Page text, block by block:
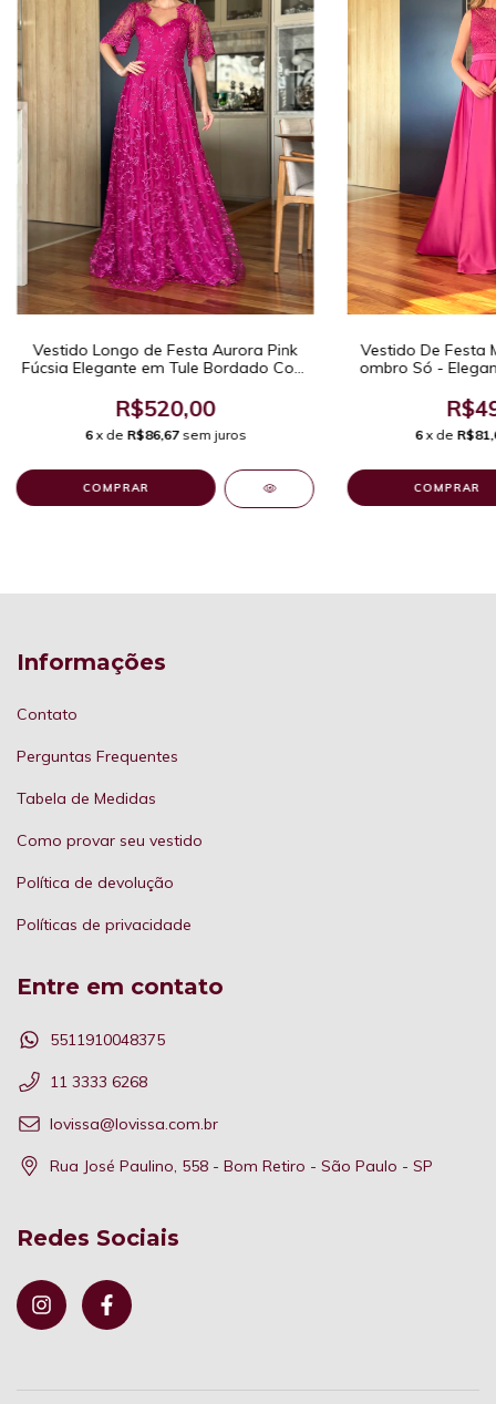
Vestido Longo de Festa Aurora Pink
Fúcsia Elegante em Tule Bordado Com
R$520,00
6 x de R$86,67 sem juros
COMPRAR
Vestido De Festa
ombro Só -
6 x de
COMPRAR
Informações
Contato
Perguntas Frequentes
Tabela de Medidas
Como provar seu vestido
Política de devolução
Políticas de privacidade
Entre em contato
5511910048375
11 3333 6268
lovissa@lovissa.com.br
Rua José Paulino, 558 - Bom Retiro - São Paulo - SP
Redes Sociais